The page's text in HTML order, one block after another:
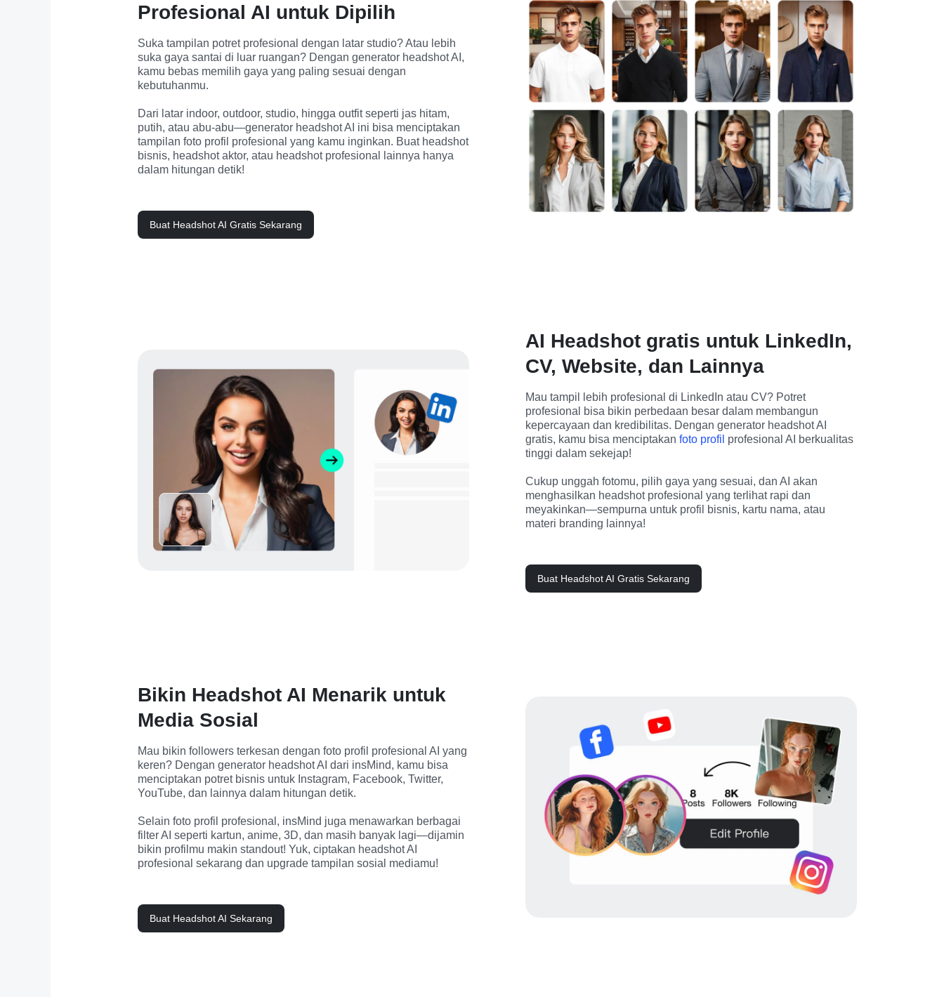
Profesional AI untuk Dipilih
Suka tampilan potret profesional dengan latar studio? Atau lebih
suka gaya santai di luar ruangan? Dengan generator headshot AI,
kamu bebas memilih gaya yang paling sesuai dengan
kebutuhanmu.
Dari latar indoor, outdoor, studio, hingga outfit seperti jas hitam,
putih, atau abu-abu—generator headshot AI ini bisa menciptakan
tampilan foto profil profesional yang kamu inginkan. Buat headshot
bisnis, headshot aktor, atau headshot profesional lainnya hanya
dalam hitungan detik!
Buat Headshot AI Gratis Sekarang
AI Headshot gratis untuk LinkedIn,
CV, Website, dan Lainnya
Mau tampil lebih profesional di LinkedIn atau CV? Potret
profesional bisa bikin perbedaan besar dalam membangun
kepercayaan dan kredibilitas. Dengan generator headshot AI
gratis, kamu bisa menciptakan foto profil profesional AI berkualitas
tinggi dalam sekejap!
Cukup unggah fotomu, pilih gaya yang sesuai, dan AI akan
menghasilkan headshot profesional yang terlihat rapi dan
meyakinkan—sempurna untuk profil bisnis, kartu nama, atau
materi branding lainnya!
Buat Headshot AI Gratis Sekarang
Bikin Headshot AI Menarik untuk
Media Sosial
Mau bikin followers terkesan dengan foto profil profesional AI yang
keren? Dengan generator headshot AI dari insMind, kamu bisa
menciptakan potret bisnis untuk Instagram, Facebook, Twitter,
YouTube, dan lainnya dalam hitungan detik.
Selain foto profil profesional, insMind juga menawarkan berbagai
filter AI seperti kartun, anime, 3D, dan masih banyak lagi—dijamin
bikin profilmu makin standout! Yuk, ciptakan headshot AI
profesional sekarang dan upgrade tampilan sosial mediamu!
Buat Headshot AI Sekarang